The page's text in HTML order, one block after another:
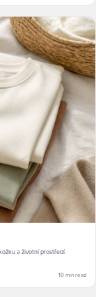
a životní prostředí.
10 min read